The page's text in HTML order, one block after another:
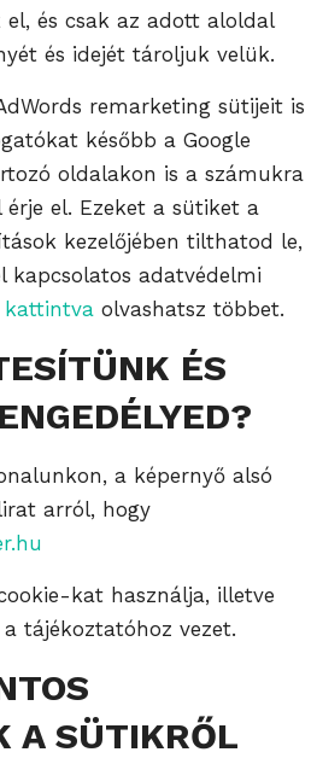
és csak az adott aloldal
és idejét tároljuk velük.
remarketing sütijeit is
később a Google
oldalakon is a számukra
érje el. Ezeket a sütiket a
kezelőjében tilthatod le,
kapcsolatos adatvédelmi
kattintva olvashatsz többet.
ÉS
a képernyő alsó
arról, hogy
kat használja, illetve
tájékoztatóhoz vezet.
A SÜTIKRŐL